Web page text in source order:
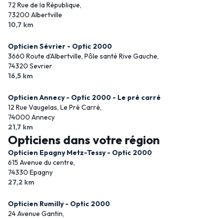
72 Rue de la République,
73200 Albertville
10,7 km
Opticien Sévrier - Optic 2000
3660 Route d'Albertville, Pôle santé Rive Gauche,
74320 Sevrier
16,5 km
Opticien Annecy - Optic 2000 - Le pré carré
12 Rue Vaugelas, Le Pré Carré,
74000 Annecy
21,7 km
Opticiens dans votre région
Opticien Epagny Metz-Tessy - Optic 2000
615 Avenue du centre,
74330 Epagny
27,2 km
Opticien Rumilly - Optic 2000
24 Avenue Gantin,